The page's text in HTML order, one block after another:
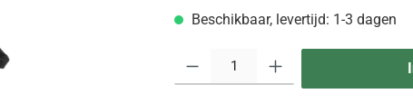
Beschikbaar, levertijd: 1-3 dagen
Producthoeveelheid: Voer de gewenste